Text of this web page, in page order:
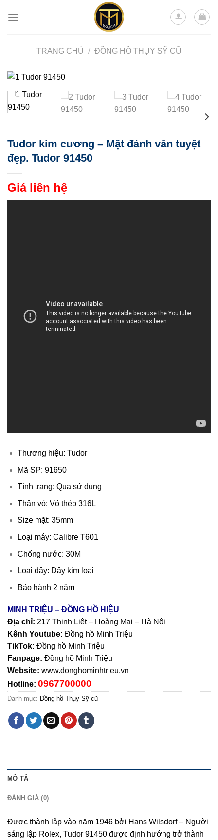
TRANG CHỦ / ĐỒNG HỒ THỤY SỸ CŨ
Tudor kim cương – Mặt đánh vân tuyệt
đẹp. Tudor 91450
Giá liên hệ
Thương hiệu: Tudor
Mã SP: 91650
Tình trạng: Qua sử dụng
Thân vỏ: Vỏ thép 316L
Size mặt: 35mm
Loại máy: Calibre T601
Chống nước: 30M
Loại dây: Dây kim loại
Bảo hành 2 năm
MINH TRIỆU – ĐỒNG HỒ HIỆU
Địa chỉ: 217 Thịnh Liệt – Hoàng Mai – Hà Nội
Kênh Youtube: Đồng hồ Minh Triệu
TikTok: Đồng hồ Minh Triệu
Fanpage: Đồng hồ Minh Triệu
Website: www.donghominhtrieu.vn
Hotline: 0967700000
Danh mục: Đồng hồ Thụy Sỹ cũ
MÔ TẢ
ĐÁNH GIÁ (0)
Được thành lập vào năm 1946 bởi Hans Wilsdorf – Người
sáng lập Rolex, Tudor 91450 được định hướng trở thành